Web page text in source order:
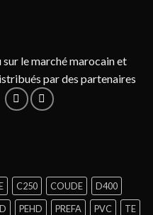
le marché marocain et
par des partenaires
C250 COUDE
D400
PEHD PREFA PVC TE